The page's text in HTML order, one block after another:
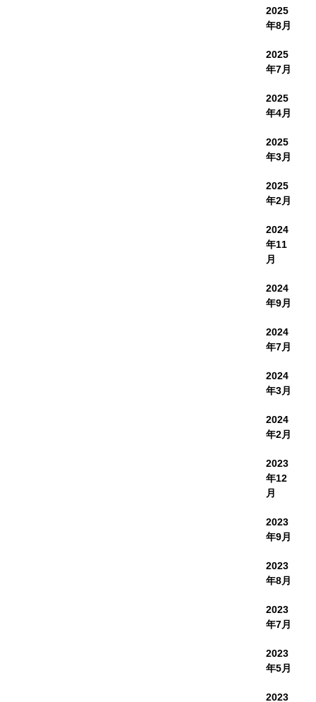
2025
年8月
2025
年7月
2025
年4月
2025
年3月
2025
年2月
2024
年11
月
2024
年9月
2024
年7月
2024
年3月
2024
年2月
2023
年12
月
2023
年9月
2023
年8月
2023
年7月
2023
年5月
2023